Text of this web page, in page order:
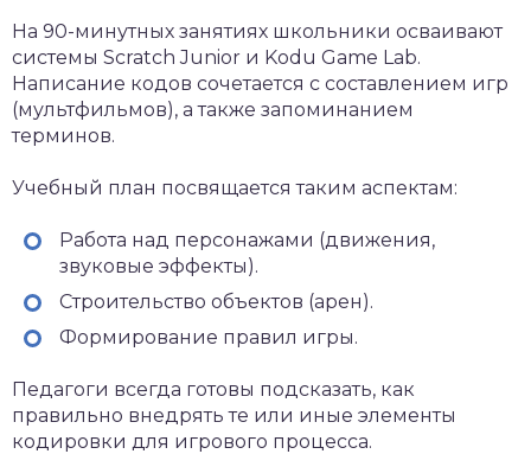
На 90-минутных занятиях школьники осваивают
системы Scratch Junior и Kodu Game Lab.
Написание кодов сочетается с составлением игр
(мультфильмов), а также запоминанием
терминов.
Учебный план посвящается таким аспектам:
Работа над персонажами (движения,
звуковые эффекты).
Строительство объектов (арен).
Формирование правил игры.
Педагоги всегда готовы подсказать, как
правильно внедрять те или иные элементы
кодировки для игрового процесса.